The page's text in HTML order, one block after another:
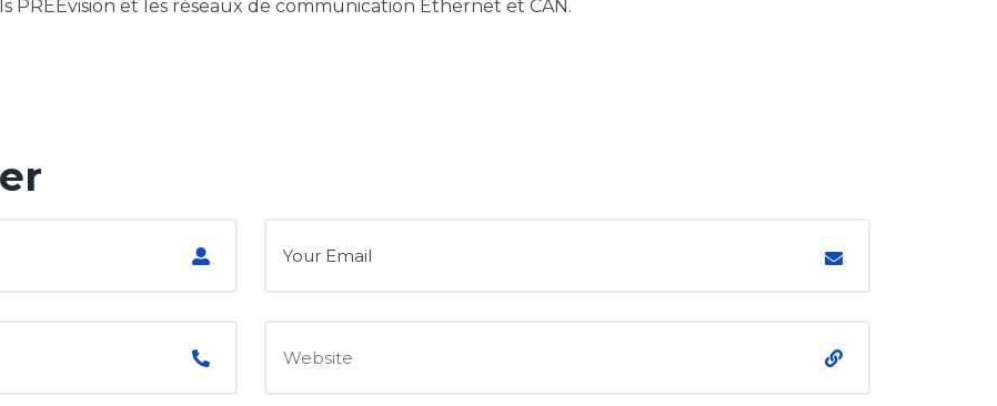
PREEvision et les réseaux de communication Ethernet et CAN.